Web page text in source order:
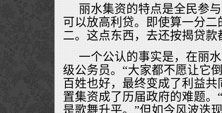
丽水集资的特点是全民参
可以放高利贷。即使算一分
二。这点东西，去还按揭贷款
一个公认的事实是，在丽
级公务员。“大家都不愿让它
百姓也好，最终变成了利益共
置集资成了历届政府的难题。
是歌舞升平。”但如今风波迭